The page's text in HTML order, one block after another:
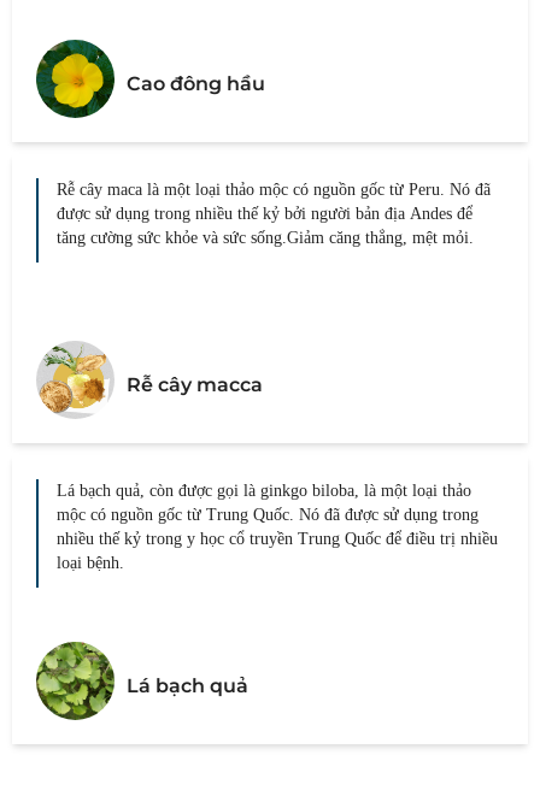
Cao đông hầu
Rễ cây maca là một loại thảo mộc có nguồn gốc từ Peru. Nó đã
được sử dụng trong nhiều thế kỷ bởi người bản địa Andes để
tăng cường sức khỏe và sức sống.Giảm căng thẳng, mệt mỏi.
Rễ cây macca
Lá bạch quả, còn được gọi là ginkgo biloba, là một loại thảo
mộc có nguồn gốc từ Trung Quốc. Nó đã được sử dụng trong
nhiều thế kỷ trong y học cổ truyền Trung Quốc để điều trị nhiều
loại bệnh.
Lá bạch quả